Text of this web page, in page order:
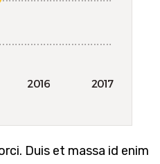
Duis et massa id enim